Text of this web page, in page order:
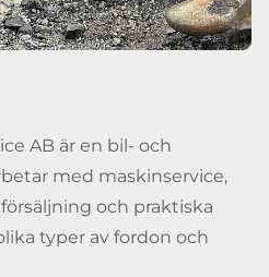
AB är en bil- och
med maskinservice,
och praktiska
typer av fordon och